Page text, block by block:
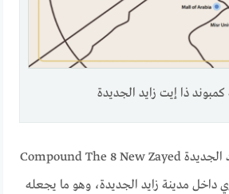
ذا إيت زايد الجديدة
يتميّز كمبوند ذا إيت زايد الجديدة Compound The 8 New Zayed
داخل مدينة زايد الجديدة، وهو ما يجعله